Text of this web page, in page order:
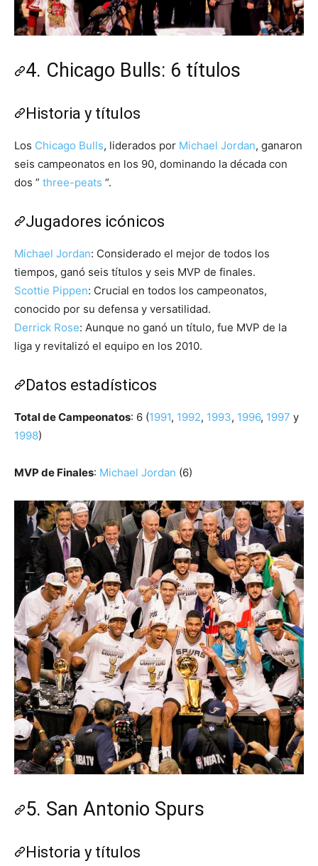
4. Chicago Bulls: 6 títulos
Historia y títulos
Los Chicago Bulls, liderados por Michael Jordan, ganaron
seis campeonatos en los 90, dominando la década con
dos ” three-peats “.
Jugadores icónicos
Michael Jordan: Considerado el mejor de todos los
tiempos, ganó seis títulos y seis MVP de finales.
Scottie Pippen: Crucial en todos los campeonatos,
conocido por su defensa y versatilidad.
Derrick Rose: Aunque no ganó un título, fue MVP de la
liga y revitalizó el equipo en los 2010.
Datos estadísticos
Total de Campeonatos: 6 (1991, 1992, 1993, 1996, 1997 y
1998)
MVP de Finales: Michael Jordan (6)
5. San Antonio Spurs
Historia y títulos